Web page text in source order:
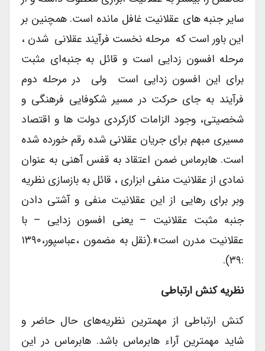
سایر جنبه های عقلانیت غافل مانده است. همچنین بر
این باور است که مرحله نخست فرآیند عقلانی شدن ،
مرحله افسون زدایی است و قائل به جنبه‌ای مثبت
برای این افسون زدایی است ولی در مرحله دوم
فرآیند به جای حرکت در مسیر شکوفایی فرهنگی و
شخصیتی، وجود الزامات کارکردی دولت ها و اقتصاد
مسیری مبهم برای جریان عقلانی شده رقم خورده شده
است. هابرماس ضمن اعتقاد به قفس آهنی به عنوان
نمادی از عقلانیت منفی ابزاری ، قائل به بازسازی نظریه
وبر برای رهایی از این عقلانیت منفی و آشتی دادن
جنبه مثبت عقلانیت – یعنی افسون زدایی – با
عقلانیت مدرن است».(نقل به مضمون ،عباسپور،۱۳۹۰
نظریه کنش ارتباطی
کنش ارتباطی از مهمترین نظریه‌های حال حاضر و
شاید مهمترین آراء هابرماس باشد. هابرماس در این